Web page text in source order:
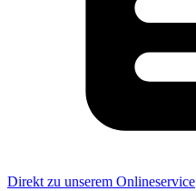
Direkt zu unserem Onlineservice